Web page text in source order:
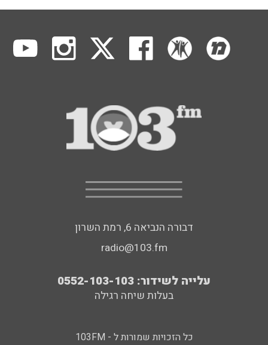
דבורה הנביאה 6, רמת השרון
radio@103.fm
עלייה לשידור: 0552-103-103
בעלות שיחה רגילה
כל הזכויות שמורות ל - 103FM